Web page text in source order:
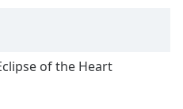
of the Heart